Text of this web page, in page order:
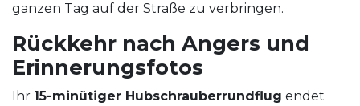
ganzen Tag auf der Straße zu verbringen.
Rückkehr nach Angers und
Erinnerungsfotos
Ihr 15-minütiger Hubschrauberrundflug endet